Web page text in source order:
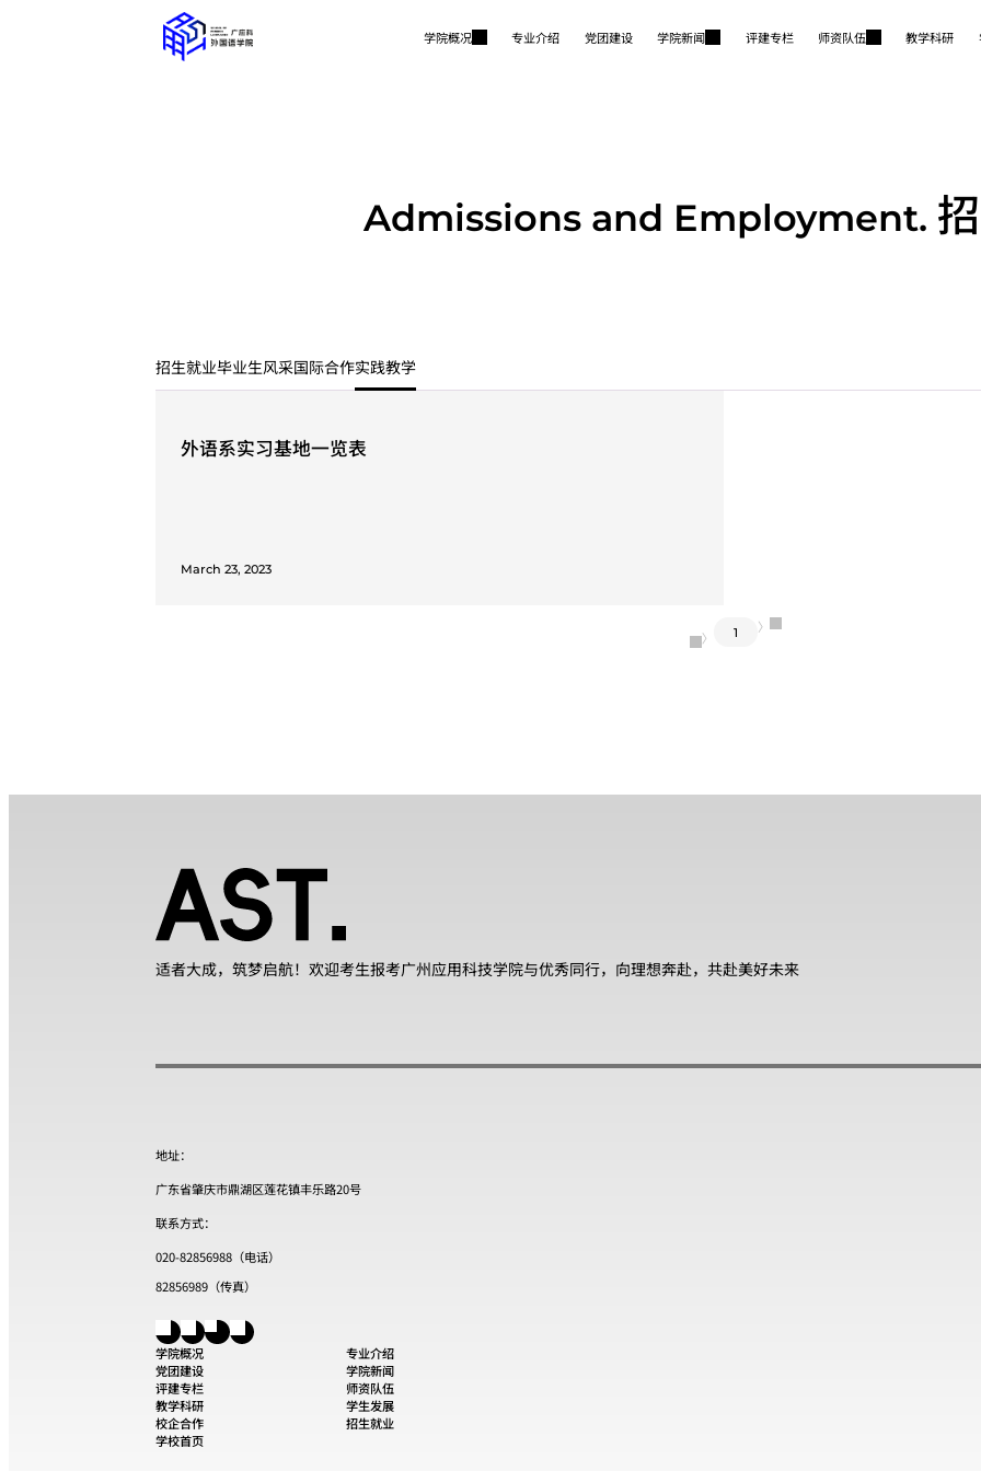
学院概况 专业介绍 党团建设 学院新闻 评建专栏 师资队伍 教学科研
Admissions and Employment.
招生就业毕业生风采国际合作实践教学
外语系实习基地一览表
March 23, 2023
〈 1 〉
适者大成，筑梦启航！欢迎考生报考广州应用科技学院与优秀同行，向理想奔赴，共赴美好未来
地址：
广东省肇庆市鼎湖区莲花镇丰乐路20号
联系方式：
020-82856988（电话）
82856989（传真）
学院概况
专业介绍
党团建设
学院新闻
评建专栏
师资队伍
教学科研
学生发展
校企合作
招生就业
学校首页